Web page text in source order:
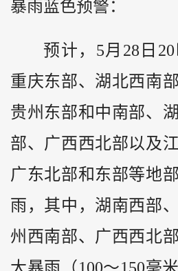
暴雨蓝色预警：
预计，5月28日20
重庆东部、湖北西南
贵州 东部和中南部、
部、广西西北部以及
广东北部和东部等地
雨，其中，湖南西部
州西南部、广西西北